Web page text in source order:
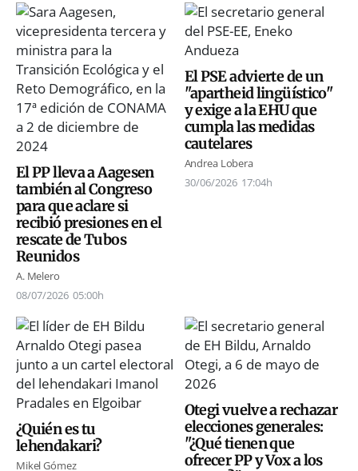
El PP lleva a Aagesen
también al Congreso
para que aclare si
recibió presiones en el
rescate de Tubos
Reunidos
A. Melero
08/07/2026 05:00h
El PSE advierte de un
"apartheid lingüístico"
y exige a la EHU que
cumpla las medidas
cautelares
Andrea Lobera
30/06/2026 17:04h
¿Quién es tu
lehendakari?
Mikel Gómez
Otegi vuelve a rechazar
elecciones generales:
"¿Qué tienen que
ofrecer PP y Vox a los